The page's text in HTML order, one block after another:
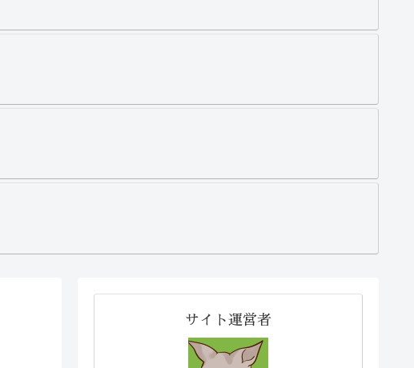
サイト運営者